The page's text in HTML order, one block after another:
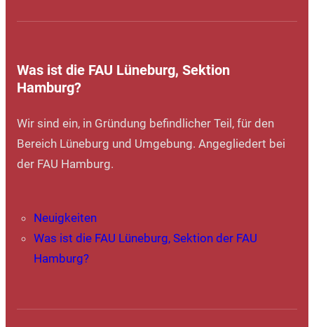
Was ist die FAU Lüneburg, Sektion
Hamburg?
Wir sind ein, in Gründung befindlicher Teil, für den
Bereich Lüneburg und Umgebung. Angegliedert bei
der FAU Hamburg.
Neuigkeiten
Was ist die FAU Lüneburg, Sektion der FAU
Hamburg?